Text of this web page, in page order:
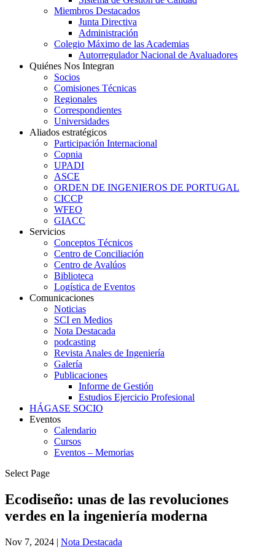
Miembros Destacados
Junta Directiva
Administración
Colegio Máximo de las Academias
Autorregulador Nacional de Avaluadores
Quiénes Nos Integran
Socios
Comisiones Técnicas
Regionales
Correspondientes
Universidades
Aliados estratégicos
Participación Internacional
Copnia
UPADI
ASCE
ORDEN DE INGENIEROS DE PORTUGAL
CICCP
WFEO
GIACC
Servicios
Conceptos Técnicos
Centro de Conciliación
Centro de Avalúos
Biblioteca
Logística de Eventos
Comunicaciones
Noticias
SCI en Medios
Nota Destacada
podcasting
Revista Anales de Ingeniería
Galería
Publicaciones
Informe de Gestión
Estudios Ejercicio Profesional
HÁGASE SOCIO
Eventos
Calendario
Cursos
Eventos – Memorias
Select Page
Ecodiseño: unas de las revoluciones
verdes en la ingeniería moderna
Nov 7, 2024 | Nota Destacada